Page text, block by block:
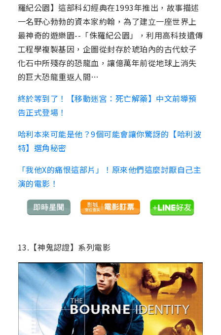
羅紀公園】這部科幻經典在1993年推出，故事描述
一名野心勃勃的資本家約翰，為了建立一座世界上
最神奇的遊樂園--「侏羅紀公園」，利用高科技遺傳
工程學複製基因，企圖從封存於琥珀內的古代蚊子
化石中所殘存的恐龍血，讓億萬年前從地球上消失
的巨大恐龍重返人間…
終於等到了！【移動迷宮：死亡解藥】中文前導預
告正式登場！
哈利本來可能是他？9個可能會讓你驚訝的【哈利波
特】選角秘密
「我他X的痛恨這部片」！原來他們這麼討厭自己主
演的電影！
13.【神鬼認證】系列電影